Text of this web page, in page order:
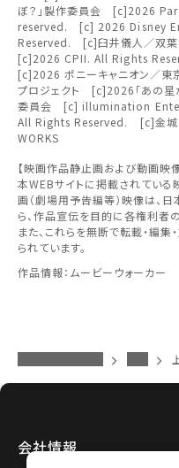
予約を確認・変
チケットの予約状況の確
下記リンクよりご確認くだ
予約を確認する
予約を変更する
関東
北越
近畿
中国・四国
ぼ？」製作委員会 [c]2026
reserved. [c] 2026 Disney
Reserved. [c]臼井儀人／双葉
[c]2026 CPII. All Rights
[c]2026 ポニーキャニオン／東
プロジェクト [c]2026「あの星
委員会 [c] illumination
All Rights Reserved. [c]金城
WORKS
【映画作品静止画および動画映
本WEBサイトに掲載されている
画（劇場用予告編等）映像は、
ら、作品宣伝を目的に各権利者
また、これらを無断で転載・編
られています。
作品情報：ムービーウォーカー
会社情報
劇場を変更すると、
変更しないで続ける
上映日を変更すると、
除
変更しないで続ける
ワタシアター会
ワタシアター会員へ